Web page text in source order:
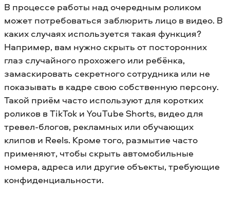
В процессе работы над очередным роликом
может потребоваться заблюрить лицо в видео. В
каких случаях используется такая функция?
Например, вам нужно скрыть от посторонних
глаз случайного прохожего или ребёнка,
замаскировать секретного сотрудника или не
показывать в кадре свою собственную персону.
Такой приём часто используют для коротких
роликов в TikTok и YouTube Shorts, видео для
тревел-блогов, рекламных или обучающих
клипов и Reels. Кроме того, размытие часто
применяют, чтобы скрыть автомобильные
номера, адреса или другие объекты, требующие
конфиденциальности.